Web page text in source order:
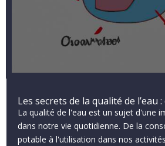
Les secrets de la qualité de l’eau
La qualité de l'eau est un sujet d'une
dans notre vie quotidienne. De la
potable à l'utilisation dans nos